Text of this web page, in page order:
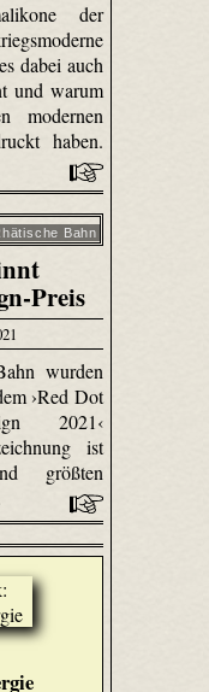
der
dabei auch
und warum
modernen
haben.
Bahn
Preis
wurden
›Red Dot
2021‹
ist
größten